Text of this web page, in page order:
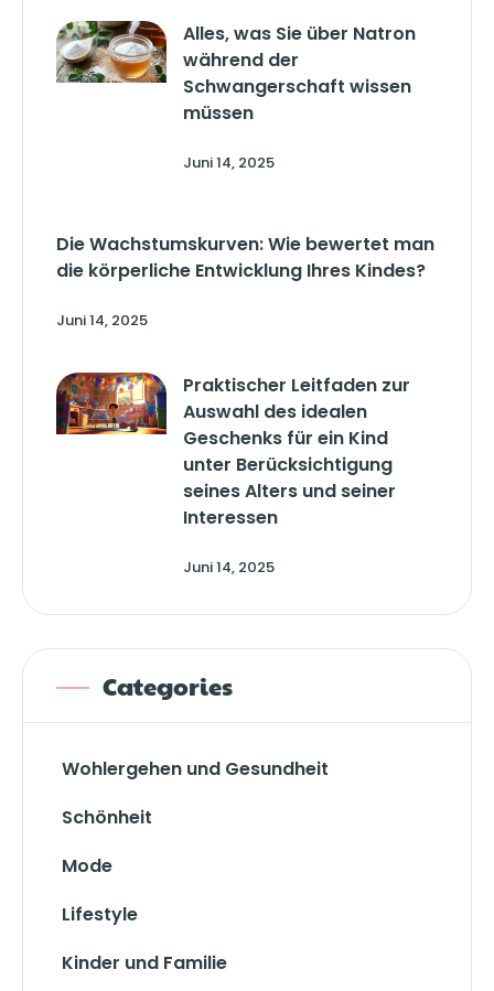
Alles, was Sie über Natron
während der
Schwangerschaft wissen
müssen
Juni 14, 2025
Die Wachstumskurven: Wie bewertet man
die körperliche Entwicklung Ihres Kindes?
Juni 14, 2025
Praktischer Leitfaden zur
Auswahl des idealen
Geschenks für ein Kind
unter Berücksichtigung
seines Alters und seiner
Interessen
Juni 14, 2025
Categories
Wohlergehen und Gesundheit
Schönheit
Mode
Lifestyle
Kinder und Familie